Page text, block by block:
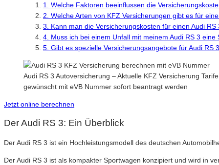
1. Welche Faktoren beeinflussen die
2. Welche Arten von KFZ Versicherungen gibt es für
3. Kann man die Versicherungskosten für einen Audi RS
4. Muss ich bei einem Unfall mit meinem Audi RS 3 eine
5. Gibt es spezielle Versicherungsangebote für Audi RS
Audi RS 3 Autoversicherung – Aktuelle KFZ Versicherung
gewünscht mit eVB Nummer sofort beantragt werden
Jetzt online berechnen
Der Audi RS 3: Ein Überblick
Der Audi RS 3 ist ein Hochleistungsmodell des deutschen
Der Audi RS 3 ist als kompakter Sportwagen konzipiert und wird in